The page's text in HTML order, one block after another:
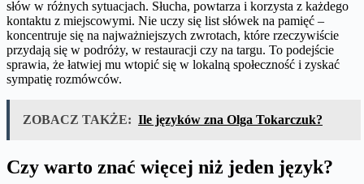
słów w różnych sytuacjach. Słucha, powtarza i korzysta z każdego
kontaktu z miejscowymi. Nie uczy się list słówek na pamięć –
koncentruje się na najważniejszych zwrotach, które rzeczywiście
przydają się w podróży, w restauracji czy na targu. To podejście
sprawia, że łatwiej mu wtopić się w lokalną społeczność i zyskać
sympatię rozmówców.
ZOBACZ TAKŻE: Ile języków zna Olga Tokarczuk?
Czy warto znać więcej niż jeden język?